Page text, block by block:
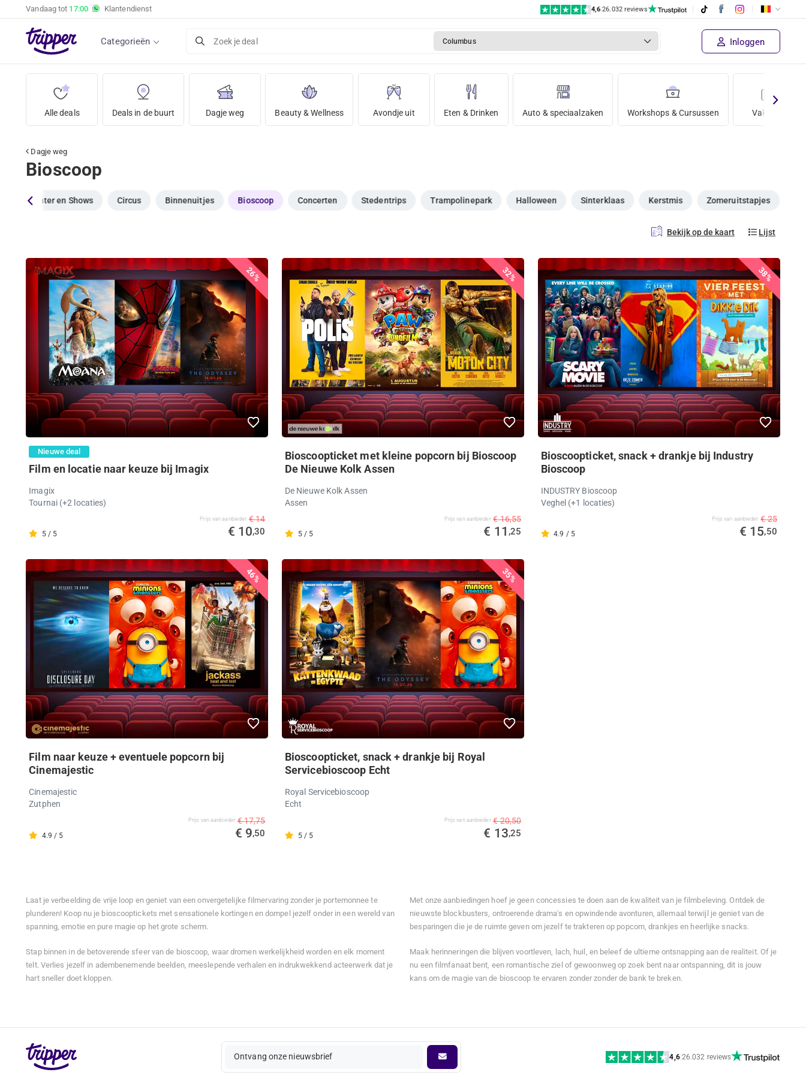
Vandaag tot 17:00 Klantendienst 4,6|26.032 reviews
Categorieën Zoek je deal Columbus Inloggen
Alle deals Deals in de buurt Dagje weg Beauty & Wellness Avondje uit Eten & Drinken Auto & speciaalzaken Workshops & Cursussen Vakantie
Dagje weg
Bioscoop
Theater en Shows Circus Binnenuitjes Bioscoop Concerten Stedentrips Trampolinepark Halloween Sinterklaas Kerstmis Zomeruitstapjes
Bekijk op de kaart Lijst
26%
Nieuwe deal
Film en locatie naar keuze bij Imagix
Imagix
Tournai (+2 locaties)
5 / 5
Prijs van aanbieder € 14
€ 10,30
32%
Bioscoopticket met kleine popcorn bij Bioscoop
De Nieuwe Kolk Assen
De Nieuwe Kolk Assen
Assen
5 / 5
Prijs van aanbieder € 16,55
€ 11 ,25
38%
Bioscoopticket, snack + drankje bij Industry
Bioscoop
INDUSTRY Bioscoop
Veghel (+1 locaties)
4.9 / 5
Prijs van aanbieder € 25
€ 15,50
46%
Film naar keuze + eventuele popcorn bij
Cinemajestic
Cinemajestic
Zutphen
4.9 / 5
Prijs van aanbieder € 17,75
€ 9,50
35%
Bioscoopticket, snack + drankje bij Royal
Servicebioscoop Echt
Royal Servicebioscoop
Echt
5 / 5
Prijs van aanbieder € 20,50
€ 13,25
Laat je verbeelding de vrije loop en geniet van een onvergetelijke filmervaring zonder je portemonnee te
plunderen! Koop nu je bioscooptickets met sensationele kortingen en dompel jezelf onder in een wereld van
spanning, emotie en pure magie op het grote scherm.
Stap binnen in de betoverende sfeer van de bioscoop, waar dromen werkelijkheid worden en elk moment
telt. Verlies jezelf in adembenemende beelden, meeslepende verhalen en indrukwekkend acteerwerk dat je
hart sneller doet kloppen.
Met onze aanbiedingen hoef je geen concessies te doen aan de kwaliteit van je filmbeleving. Ontdek de
nieuwste blockbusters, ontroerende drama's en opwindende avonturen, allemaal terwijl je geniet van de
besparingen die je de ruimte geven om jezelf te trakteren op popcorn, drankjes en heerlijke snacks.
Maak herinneringen die blijven voortleven, lach, huil, en beleef de ultieme ontsnapping aan de realiteit. Of je
nu een filmfanaat bent, een romantische ziel of gewoonweg op zoek bent naar ontspanning, dit is jouw
kans om de magie van de bioscoop te ervaren zonder zonder de bank te breken.
Ontvang onze nieuwsbrief 4,6|26.032 reviews